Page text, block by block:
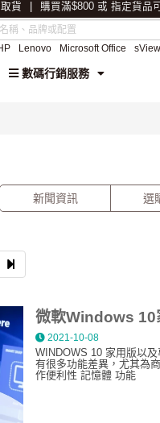
貨 購買滿$800 或 指定貨品
Lenovo Microsoft Office sView
數碼行銷服務
新聞資訊 選
微軟Windows 10
2021-10-08
WINDOWS 10 家用版以
有很多功能差異，尤其為商業
作便利性 記憶體 功能